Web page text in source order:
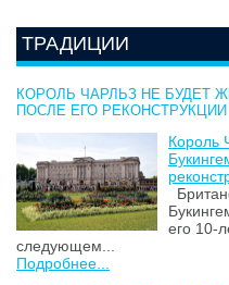
ТРАДИЦИИ
КОРОЛЬ ЧАРЛЬЗ НЕ БУДЕТ
ПОСЛЕ ЕГО РЕКОНСТРУКЦИИ
Король
его 10-
следующем...
Подробнее...